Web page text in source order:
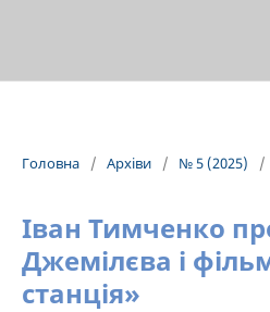
Головна / Архіви / № 5 (2025) /
Іван Тимченко
Джемілєва і
станція»